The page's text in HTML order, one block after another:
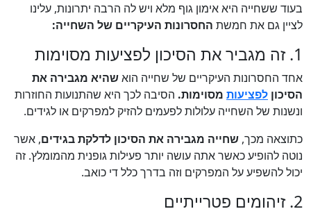
בעוד ששחייה היא אימון גוף מלא ויש לה הרבה יתרונות, עלינו
לציין גם את חמשת החסרונות העיקריים של השחייה:
1. זה מגביר את הסיכון לפציעות מסוימות
אחד החסרונות העיקריים של שחייה הואשהיא מגבירה את
הסיכון לפציעות מסוימות. הסיבה לכך היא שהתנועות החוזרות
ונשנות של השחייה עלולות לפעמים להזיק למפרקים או לגידים.
כתוצאה מכך, שחייה מגבירה את הסיכון לדלקת בגידים, אשר
נוטה להופיע כאשר אתה עושה יותר פעילות גופנית מהמומלץ. זה
יכול להשפיע על המפרקים וזה בדרך כלל די כואב.
2. זיהומים פטרייתיים